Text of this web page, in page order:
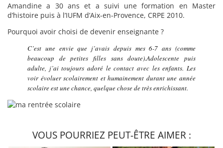
Amandine a 30 ans et a suivi une formation en Master
d’histoire puis à l’IUFM d’Aix-en-Provence, CRPE 2010.
Pourquoi avoir choisi de devenir enseignante ?
C’est une envie que j’avais depuis mes 6-7 ans (comme
beaucoup de petites filles sans doute).Adolescente puis
adulte, j’ai toujours adoré le contact avec les enfants. Les
voir évoluer scolairement et humainement durant une année
scolaire est une chance, quelque chose de très enrichissant.
VOUS POURRIEZ PEUT-ÊTRE AIMER :